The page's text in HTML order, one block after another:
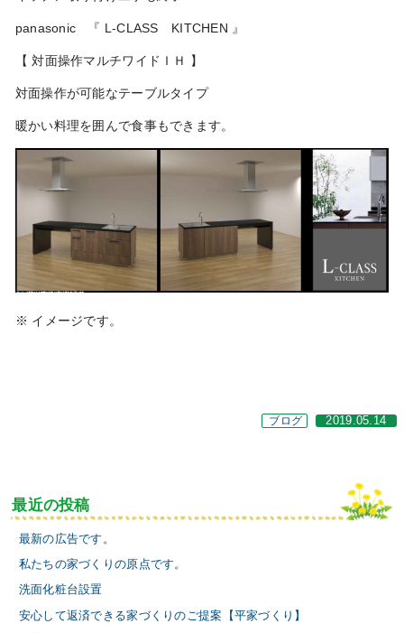
panasonic 『 L-CLASS KITCHEN 』
【 対面操作マルチワイドＩＨ 】
対面操作が可能なテーブルタイプ
暖かい料理を囲んで食事もできます。
※ イメージです。
ブログ 2019.05.14
最近の投稿
最新の広告です。
私たちの家づくりの原点です。
洗面化粧台設置
安心して返済できる家づくりのご提案【平家づくり】